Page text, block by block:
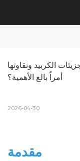
الكربيد ونقاوتها
أمراً بالغ الأهمية؟
2026-04-30
مقدمة